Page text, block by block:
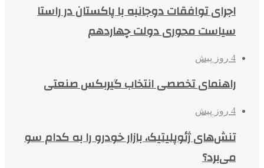
اجرای توافقات دوجانبه با پاکستان در راستا
سیاست محوری دولت چهاردهم
4 روز پیش
راهنمای تخصصی انتخاب گیربکس صنعتی
4 روز پیش
تنش‌های ژئوپلیتیک، بازار خودرو را به کدام سو
می‌برد؟